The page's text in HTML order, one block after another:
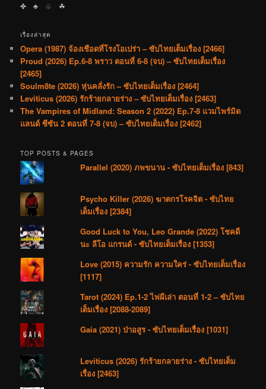
✤ ♣︎ ♧ ☘︎
เรื่องล่าสุด
Opera (1987) จ้องเชือดที่โรงโอเปร่า – ซับไทยเต็มเรื่อง [2466]
Proud (2026) Ep.6-8 พราว ตอนที่ 6-8 (จบ) – ซับไทยเต็มเรื่อง
[2465]
Soulm8te (2026) หุ่นคลั่งรัก – ซับไทยเต็มเรื่อง [2464]
Leviticus (2026) รักร้ายกลายร่าง – ซับไทยเต็มเรื่อง [2463]
The Vampires of Midland: Season 2 (2022) Ep.7-8 แวมไพร์มิด
แลนด์ ซีซัน 2 ตอนที่ 7-8 (จบ) – ซับไทยเต็มเรื่อง [2462]
TOP POSTS & PAGES
Parallel (2020) ภพขนาน - ซับไทยเต็มเรื่อง [843]
Psycho Killer (2026) ฆาตกรโรคจิต - ซับไทย
เต็มเรื่อง [2384]
Good Luck to You, Leo Grande (2022) โชคดี
นะ ลีโอ แกรนด์ - ซับไทยเต็มเรื่อง [1353]
Love (2015) ความรัก ความใคร่ - ซับไทยเต็มเรื่อง
[1117]
Tarot (2024) Ep.1-2 ไพ่ผีเล่า ตอนที่ 1-2 – ซับไทย
เต็มเรื่อง [2088-2089]
Gaia (2021) ป่าอสูร - ซับไทยเต็มเรื่อง [1031]
Leviticus (2026) รักร้ายกลายร่าง - ซับไทยเต็ม
เรื่อง [2463]